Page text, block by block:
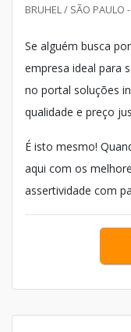
BRUHEL / SÃO PAULO
Se alguém busca
empresa ideal para
no portal soluções
qualidade e preço
É isto mesmo!
aqui com os
assertividade com